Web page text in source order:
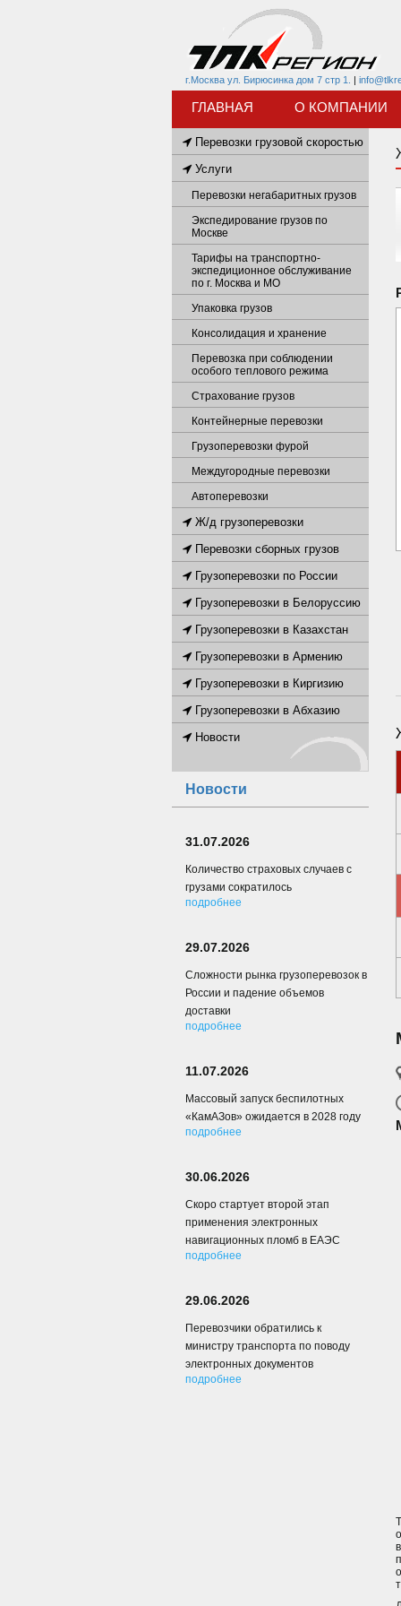
г.Москва ул. Бирюсинка дом 7 стр 1. |
ГЛАВНАЯ О КОМПАНИИ
Перевозки грузовой скоростью
Услуги
Перевозки негабаритных грузов
Экспедирование грузов по
Москве
Тарифы на транспортно-
экспедиционное обслуживание
по г. Москва и МО
Упаковка грузов
Консолидация и хранение
Перевозка при соблюдении
особого теплового режима
Страхование грузов
Контейнерные перевозки
Грузоперевозки фурой
Междугородные перевозки
Автоперевозки
Ж/д грузоперевозки
Перевозки сборных грузов
Грузоперевозки по России
Грузоперевозки в Белоруссию
Грузоперевозки в Казахстан
Грузоперевозки в Армению
Грузоперевозки в Киргизию
Грузоперевозки в Абхазию
Новости
Новости
31.07.2026
Количество страховых случаев с
грузами сократилось
подробнее
29.07.2026
Сложности рынка грузоперевозок в
России и падение объемов
доставки
подробнее
11.07.2026
Массовый запуск беспилотных
«КамАЗов» ожидается в 2028 году
подробнее
30.06.2026
Скоро стартует второй этап
применения электронных
навигационных пломб в ЕАЭС
подробнее
29.06.2026
Перевозчики обратились к
министру транспорта по поводу
электронных документов
подробнее